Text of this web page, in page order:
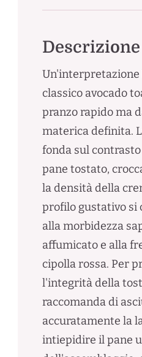
Descrizione
Un'interpretazione
classico avocado
pranzo rapido ma
materica definita.
fonda sul
pane tostato,
la densità della
profilo gustativo si
alla morbidezza
affumicato e alla
cipolla rossa. Per
l'integrità della
raccomanda di
accuratamente la
intiepidire il pane